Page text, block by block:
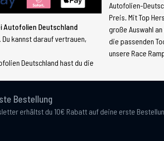
Autofolien Deutschland
kannst darauf vertrauen,
Deutschland hast du die
Autofolien-
Preis. Mit Top
große Auswahl
die passenden
unsere Race
Bestellung
erhältst du 10€ Rabatt auf deine erste